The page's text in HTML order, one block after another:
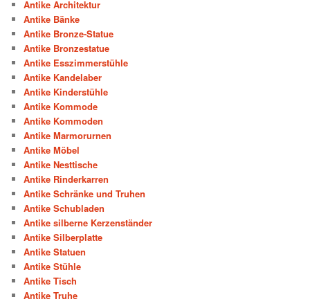
Antike Architektur
Antike Bänke
Antike Bronze-Statue
Antike Bronzestatue
Antike Esszimmerstühle
Antike Kandelaber
Antike Kinderstühle
Antike Kommode
Antike Kommoden
Antike Marmorurnen
Antike Möbel
Antike Nesttische
Antike Rinderkarren
Antike Schränke und Truhen
Antike Schubladen
Antike silberne Kerzenständer
Antike Silberplatte
Antike Statuen
Antike Stühle
Antike Tisch
Antike Truhe